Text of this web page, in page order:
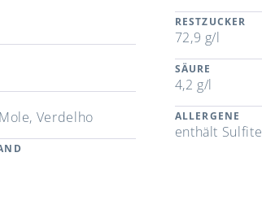
Verdelho
RESTZUCKER
72,9 g/l
SÄURE
4,2 g/l
ALLERGENE
enthält Sulfite